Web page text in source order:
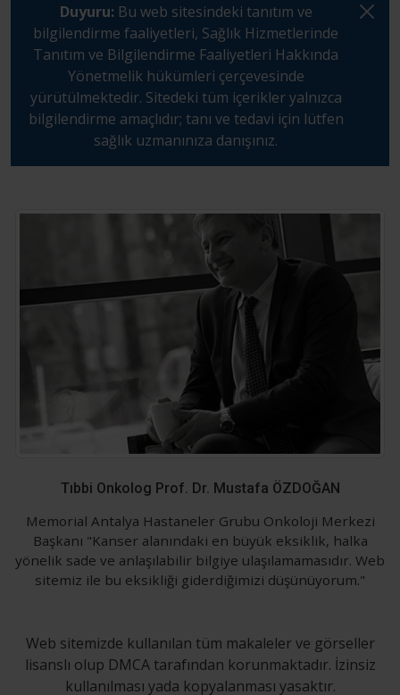
Duyuru: Bu web sitesindeki tanıtım ve
bilgilendirme faaliyetleri, Sağlık Hizmetlerinde
Tanıtım ve Bilgilendirme Faaliyetleri Hakkında
Yönetmelik hükümleri çerçevesinde
yürütülmektedir. Sitedeki tüm içerikler yalnızca
bilgilendirme amaçlıdır; tanı ve tedavi için lütfen
sağlık uzmanınıza danışınız.
Tıbbi Onkolog Prof. Dr. Mustafa ÖZDOĞAN
Memorial Antalya Hastaneler Grubu Onkoloji Merkezi
Başkanı "Kanser alanındaki en büyük eksiklik, halka
yönelik sade ve anlaşılabilir bilgiye ulaşılamamasıdır. Web
sitemiz ile bu eksikliği giderdiğimizi düşünüyorum."
Web sitemizde kullanılan tüm makaleler ve görseller
lisanslı olup DMCA tarafından korunmaktadır. İzinsiz
kullanılması yada kopyalanması yasaktır.